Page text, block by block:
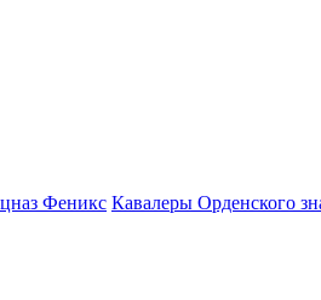
Феникс Кавалеры Орденского